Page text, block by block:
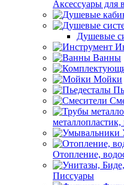
Аксессуары для
Душевые
Ванны
Мойки
Отопление,
Писсуары